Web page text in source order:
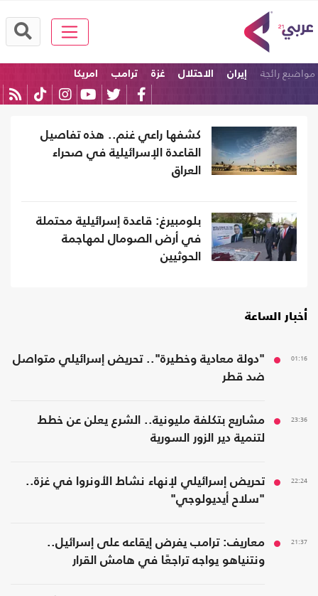
مواضيع رائجة إيران الاحتلال غزة ترامب
امريكا
كشفها راعي غنم.. هذه تفاصيل
القاعدة الإسرائيلية في صحراء
العراق
بلومبيرغ: قاعدة إسرائيلية محتملة
في أرض الصومال لمهاجمة
الحوثيين
أخبار الساعة
01:16
"دولة معادية وخطيرة".. تحريض إسرائيلي متواصل
ضد قطر
23:36
مشاريع بتكلفة مليونية.. الشرع يعلن عن خطط
لتنمية دير الزور السورية
22:24
تحريض إسرائيلي لإنهاء نشاط الأونروا في غزة..
"سلاح أيديولوجي"
21:37
معاريف: ترامب يفرض إيقاعه على إسرائيل..
ونتنياهو يواجه تراجعًا في هامش القرار